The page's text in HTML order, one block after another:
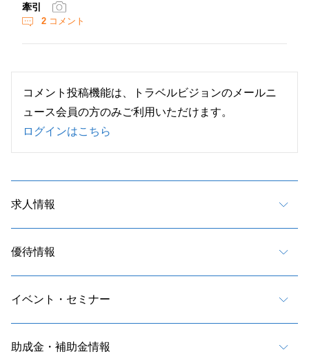
牽引
2 コメント
コメント投稿機能は、トラベルビジョンのメールニ
ュース会員の方のみご利用いただけます。
ログインはこちら
求人情報
優待情報
イベント・セミナー
助成金・補助金情報